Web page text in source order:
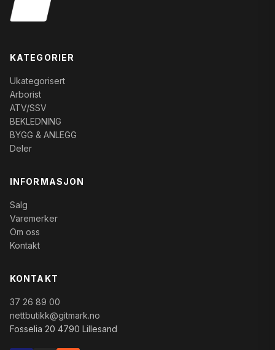
KATEGORIER
Ukategorisert
Arborist
ATV/SSV
BEKLEDNING
BYGG & ANLEGG
Deler
INFORMASJON
Salg
Varemerker
Om oss
Kontakt
KONTAKT
37 26 89 00
nettbutikk@gitmark.no
Fosselia 20 4790 Lillesand